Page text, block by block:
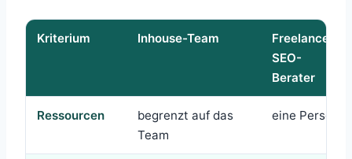
Kriterium Inhouse-Team
Freelancer /
SEO-
Berater
Ressourcen
begrenzt auf das
Team
eine Person